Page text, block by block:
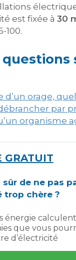
est fixée à 30
100.
questions
d’un orage,
par
organisme
GRATUIT
sûr de ne pas
trop chère ?
énergie
que vous
d’électricité